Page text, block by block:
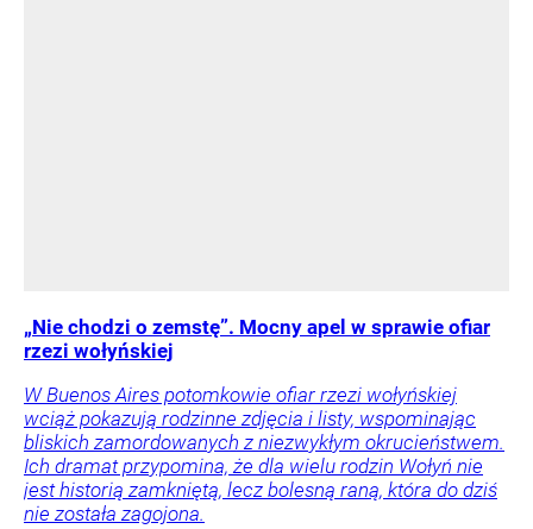
„Nie chodzi o zemstę”. Mocny apel w sprawie ofiar
rzezi wołyńskiej
W Buenos Aires potomkowie ofiar rzezi wołyńskiej
wciąż pokazują rodzinne zdjęcia i listy, wspominając
bliskich zamordowanych z niezwykłym okrucieństwem.
Ich dramat przypomina, że dla wielu rodzin Wołyń nie
jest historią zamkniętą, lecz bolesną raną, która do dziś
nie została zagojona.